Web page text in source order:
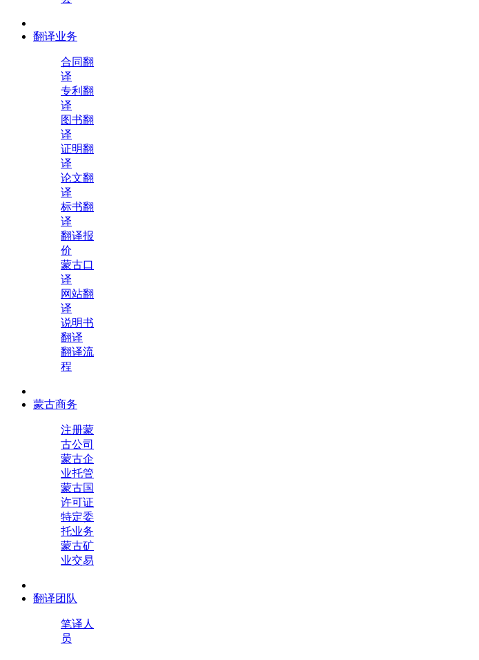
翻译业务
合同翻
译
专利翻
译
图书翻
译
证明翻
译
论文翻
译
标书翻
译
翻译报
价
蒙古口
译
网站翻
译
说明书
翻译
翻译流
程
蒙古商务
注册蒙
古公司
蒙古企
业托管
蒙古国
许可证
特定委
托业务
蒙古矿
业交易
翻译团队
笔译人
员